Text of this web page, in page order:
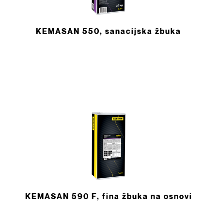
KEMASAN 550, sanacijska žbuka
KEMASAN 590 F, fina žbuka na osnovi